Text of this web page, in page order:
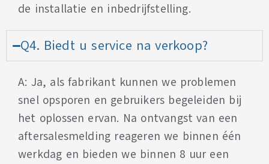
de installatie en inbedrijfstelling.
Q4. Biedt u service na verkoop?
A: Ja, als fabrikant kunnen we problemen
snel opsporen en gebruikers begeleiden bij
het oplossen ervan. Na ontvangst van een
aftersalesmelding reageren we binnen één
werkdag en bieden we binnen 8 uur een